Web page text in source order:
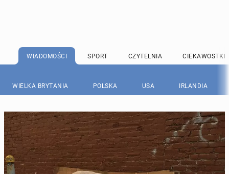
WIADOMOŚCI SPORT CZYTELNIA CIEKAWOSTKI
WIELKA BRYTANIA POLSKA USA IRLANDIA